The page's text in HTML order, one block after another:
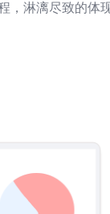
，淋漓尽致的体